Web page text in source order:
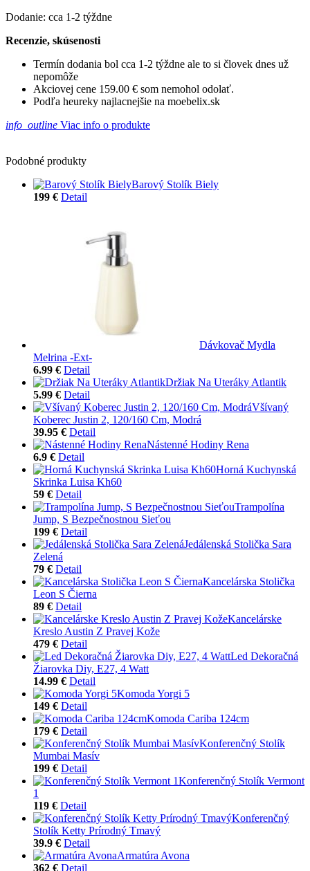
Dodanie: cca 1-2 týždne
Recenzie, skúsenosti
Termín dodania bol cca 1-2 týždne ale to si človek dnes už
nepomôže
Akciovej cene 159.00 € som nemohol odolať.
Podľa heureky najlacnejšie na moebelix.sk
info_outline Viac info o produkte
Podobné produkty
Barový Stolík Biely
199 € Detail
Dávkovač Mydla
Melrina -Ext-
6.99 € Detail
Držiak Na Uteráky Atlantik
5.99 € Detail
Všívaný
Koberec Justin 2, 120/160 Cm, Modrá
39.95 € Detail
Nástenné Hodiny Rena
6.9 € Detail
Horná Kuchynská
Skrinka Luisa Kh60
59 € Detail
Trampolína
Jump, S Bezpečnostnou Sieťou
199 € Detail
Jedálenská Stolička Sara
Zelená
79 € Detail
Kancelárska Stolička
Leon S Čierna
89 € Detail
Kancelárske
Kreslo Austin Z Pravej Kože
479 € Detail
Led Dekoračná
Žiarovka Diy, E27, 4 Watt
14.99 € Detail
Komoda Yorgi 5
149 € Detail
Komoda Cariba 124cm
179 € Detail
Konferenčný Stolík
Mumbai Masív
199 € Detail
Konferenčný Stolík Vermont
1
119 € Detail
Konferenčný
Stolík Ketty Prírodný Tmavý
39.9 € Detail
Armatúra Avona
362 € Detail